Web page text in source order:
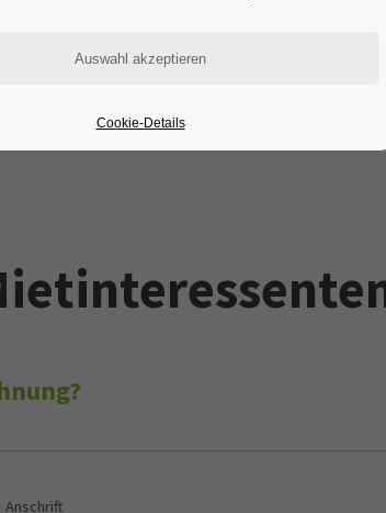
Cookie-Details